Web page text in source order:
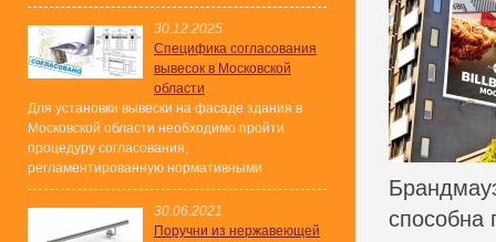
30.12.2025
Специфика согласования
вывесок в Московской
области
Для установки вывески на фасаде здания в
Московской области необходимо пройти
процедуру согласования,
регламентированную нормативными
30.06.2021
Поручни из нержавеющей
способна